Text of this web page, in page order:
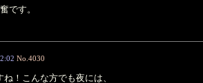
です。
No.4030
！こんな方でも夜には、